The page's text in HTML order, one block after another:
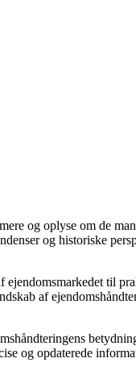
og oplyse om de
og historiske
til
af
og opdaterede